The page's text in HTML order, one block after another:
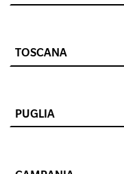
TOSCANA
PUGLIA